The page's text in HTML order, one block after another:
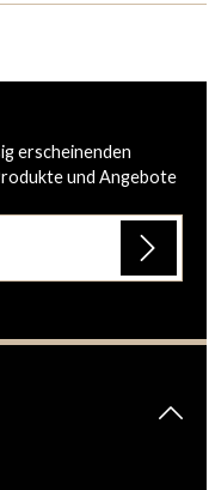
erscheinenden
und Angebote
zur Kenntnis